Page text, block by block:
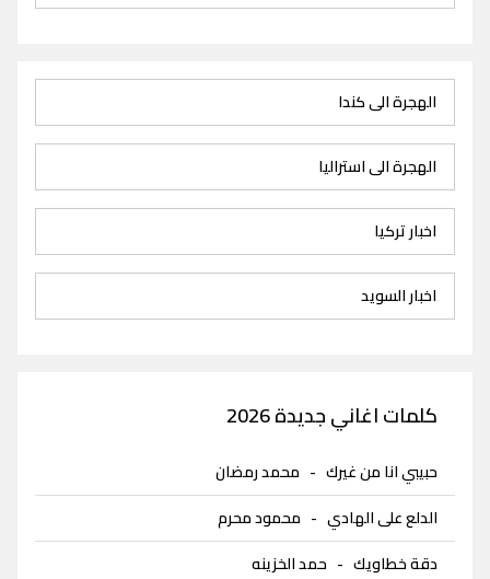
الهجرة الى كندا
الهجرة الى استراليا
اخبار تركيا
اخبار السويد
كلمات اغاني جديدة 2026
حبيبي انا من غيرك - محمد رمضان
الدلع على الهادي - محمود محرم
دقة خطاويك - حمد الخزينه